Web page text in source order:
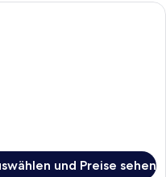
gemütliches Schlafzimmer mit
und Preise sehen